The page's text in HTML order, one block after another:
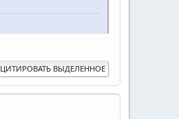
ЦИТИРОВАТЬ ВЫДЕЛЕННОЕ